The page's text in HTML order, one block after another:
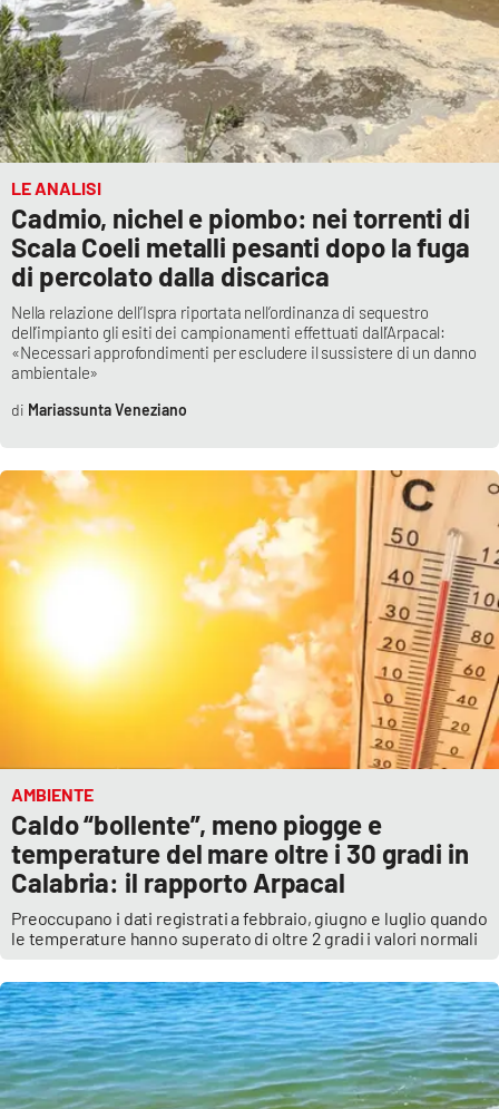
LE ANALISI
Cadmio, nichel e piombo: nei torrenti di
Scala Coeli metalli pesanti dopo la fuga
di percolato dalla discarica
Nella relazione dell’Ispra riportata nell’ordinanza di sequestro
dell’impianto gli esiti dei campionamenti effettuati dall’Arpacal:
«Necessari approfondimenti per escludere il sussistere di un danno
ambientale»
Mariassunta Veneziano
AMBIENTE
Caldo “bollente”, meno piogge e
temperature del mare oltre i 30 gradi in
Calabria: il rapporto Arpacal
Preoccupano i dati registrati a febbraio, giugno e luglio quando
le temperature hanno superato di oltre 2 gradi i valori normali